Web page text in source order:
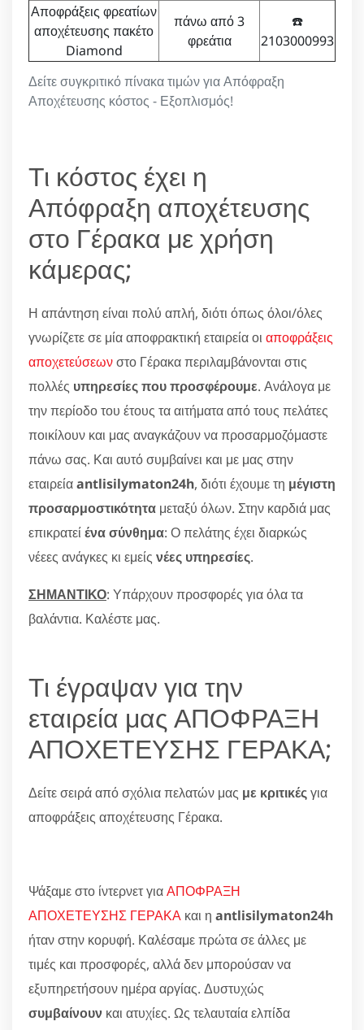
Δείτε συγκριτικό πίνακα τιμών για Απόφραξη
Αποχέτευσης κόστος - Εξοπλισμός!
Αποφράξεις φρεατίων
αποχέτευσης πακέτο
Diamond
πάνω από 3
φρεάτια
☎️
2103000993
Τι κόστος έχει η
Απόφραξη αποχέτευσης
στο Γέρακα με χρήση
κάμερας;
Η απάντηση είναι πολύ απλή, διότι όπως όλοι/όλες
γνωρίζετε σε μία αποφρακτική εταιρεία οι αποφράξεις
αποχετεύσεωνστο Γέρακα περιλαμβάνονται στις
πολλές υπηρεσίες που προσφέρουμε. Ανάλογα με
την περίοδο του έτους τα αιτήματα από τους πελάτες
ποικίλουν και μας αναγκάζουν να προσαρμοζόμαστε
πάνω σας. Και αυτό συμβαίνει και με μας στην
εταιρείαantlisilymaton24h, διότι έχουμε τη μέγιστη
προσαρμοστικότητα μεταξύ όλων. Στην καρδιά μας
επικρατείένα σύνθημα: Ο πελάτης έχει διαρκώς
νέεες ανάγκες κι εμείς νέες υπηρεσίες.
ΣΗΜΑΝΤΙΚΟ: Υπάρχουν προσφορές για όλα τα
βαλάντια. Καλέστε μας.
Τι έγραψαν για την
εταιρεία μας ΑΠΟΦΡΑΞΗ
ΑΠΟΧΕΤΕΥΣΗΣ ΓΕΡΑΚΑ;
Δείτε σειρά από σχόλια πελατών μας με κριτικέςγια
αποφράξεις αποχέτευσης Γέρακα.
Ψάξαμε στο ίντερνετ γιαΑΠΟΦΡΑΞΗ
ΑΠΟΧΕΤΕΥΣΗΣ ΓΕΡΑΚΑ και η antlisilymaton24h
ήταν στην κορυφή. Καλέσαμε πρώτα σε άλλες με
τιμές και προσφορές, αλλά δεν μπορούσαν να
εξυπηρετήσουν ημέρα αργίας. Δυστυχώς
συμβαίνουν και ατυχίες. Ως τελαυταία ελπίδα